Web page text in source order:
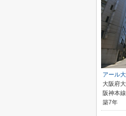
アール
大阪府
阪神本
築7年